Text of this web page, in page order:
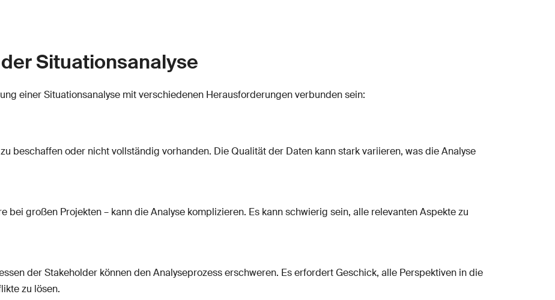
Situationsanalyse
einer Situationsanalyse mit verschiedenen Herausforderungen verbunden sein:
beschaffen oder nicht vollständig vorhanden. Die Qualität der Daten kann stark variieren, was die Analyse
bei großen Projekten – kann die Analyse komplizieren. Es kann schwierig sein, alle relevanten Aspekte zu
der Stakeholder können den Analyseprozess erschweren. Es erfordert Geschick, alle Perspektiven in die
zu lösen.